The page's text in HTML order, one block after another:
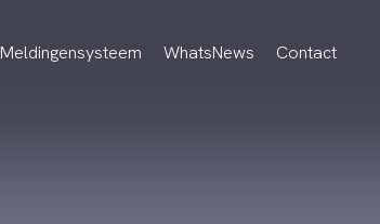
Meldingensysteem WhatsNews Contact